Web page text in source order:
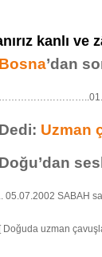
kanlı ve
Bosna’dan
Dedi: Uzman
Doğu’dan
.. 05.07.2002 SABAH
[ Doğuda uzman